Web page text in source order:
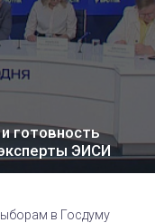
готовность
ЭИСИ
в Госдуму